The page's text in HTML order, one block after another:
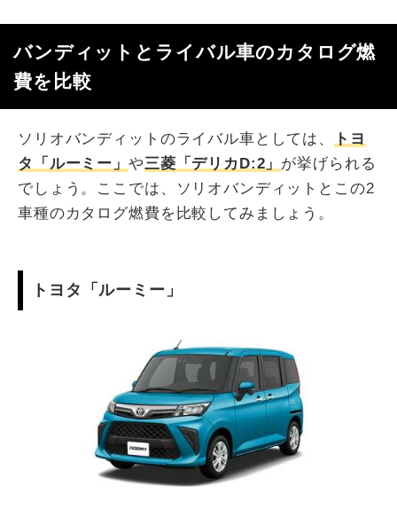
バンディットとライバル車のカタログ燃
費を比較
ソリオバンディットのライバル車としては、
トヨ
タ「ルーミー」 や三菱「デリカD:2」 が挙げられる
でしょう。ここでは、ソリオバンディットとこの2
車種のカタログ燃費を比較してみましょう。
トヨタ「ルーミー」